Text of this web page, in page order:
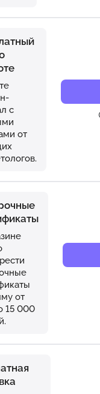
с
от
от
15 000